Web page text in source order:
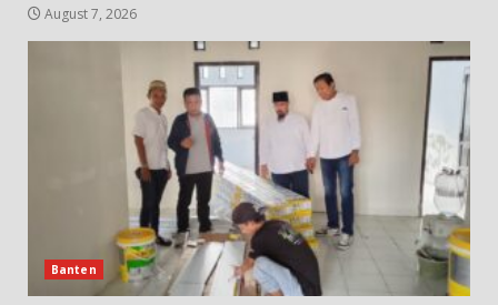
August 7, 2026
Banten